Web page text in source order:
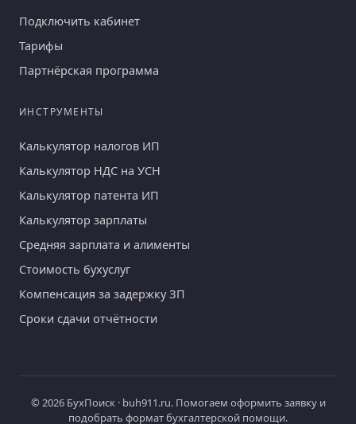
Подключить кабинет
Тарифы
Партнёрская программа
ИНСТРУМЕНТЫ
Калькулятор налогов ИП
Калькулятор НДС на УСН
Калькулятор патента ИП
Калькулятор зарплаты
Средняя зарплата и алименты
Стоимость бухуслуг
Компенсация за задержку ЗП
Сроки сдачи отчётности
© 2026 БухПоиск · buh911.ru. Помогаем оформить заявку и
подобрать формат бухгалтерской помощи.